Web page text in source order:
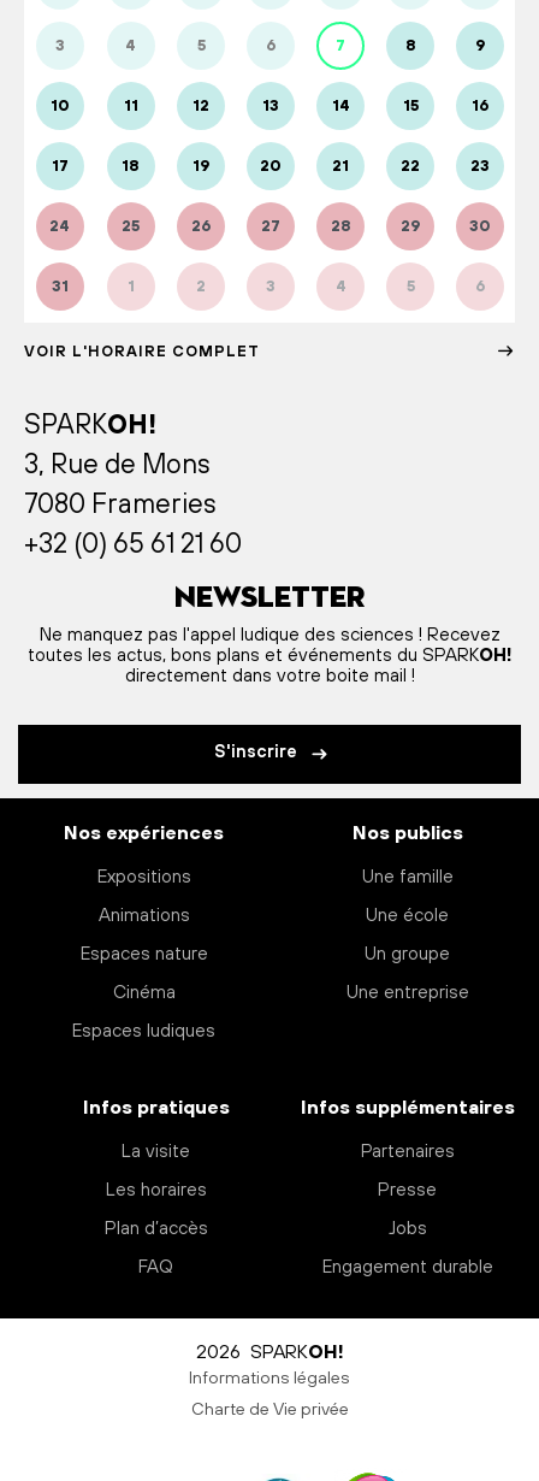
3 4 5 6 7 8 9
10 11 12 13 14 15 16
17 18 19 20 21 22 23
24 25 26 27 28 29 30
31 1 2 3 4 5 6
VOIR L'HORAIRE COMPLET
SPARKOH!
3, Rue de Mons
7080 Frameries
+32 (0) 65 61 21 60
Newsletter
Ne manquez pas l'appel ludique des sciences ! Recevez
toutes les actus, bons plans et événements du SPARKOH!
directement dans votre boite mail !
S'inscrire
Nos expériences
Expositions
Animations
Espaces nature
Cinéma
Espaces ludiques
Nos publics
Une famille
Une école
Un groupe
Une entreprise
Infos pratiques
La visite
Les horaires
Plan d’accès
FAQ
Infos supplémentaires
Partenaires
Presse
Jobs
Engagement durable
2026 SPARKOH!
Informations légales
Charte de Vie privée